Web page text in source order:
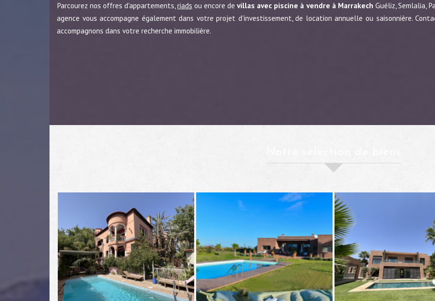
Parcourez nos offres d'appartements,riads ou encore devillas avec piscine à vendre à Marrakech Guéliz, Semlalia,
agence vous accompagne également dans votre projet d'investissement, de location annuelle ou saisonnière.
accompagnons dans votre recherche immobilière.